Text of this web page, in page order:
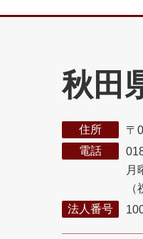
秋田
住所
〒
電話
月
法人番号